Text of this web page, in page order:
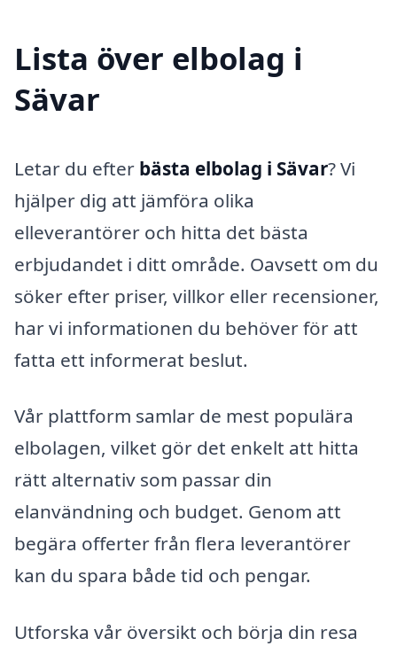
Lista över elbolag i
Sävar
Letar du efter bästa elbolag i Sävar? Vi
hjälper dig att jämföra olika
elleverantörer och hitta det bästa
erbjudandet i ditt område. Oavsett om du
söker efter priser, villkor eller recensioner,
har vi informationen du behöver för att
fatta ett informerat beslut.
Vår plattform samlar de mest populära
elbolagen, vilket gör det enkelt att hitta
rätt alternativ som passar din
elanvändning och budget. Genom att
begära offerter från flera leverantörer
kan du spara både tid och pengar.
Utforska vår översikt och börja din resa